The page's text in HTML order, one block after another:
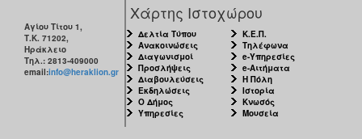
Αγίου Τίτου 1,
Τ.Κ. 71202,
Ηράκλειο
Τηλ.: 2813-409000
email:info@heraklion.gr
Χάρτης Ιστοχώρου
Δελτία Τύπου
Ανακοινώσεις
Διαγωνισμοί
Προσλήψεις
Διαβουλεύσεις
Εκδηλώσεις
Ο Δήμος
Υπηρεσίες
Κ.Ε.Π.
Τηλέφωνα
e-Υπηρεσίες
e-Αιτήματα
Η Πόλη
Ιστορία
Κνωσός
Μουσεία